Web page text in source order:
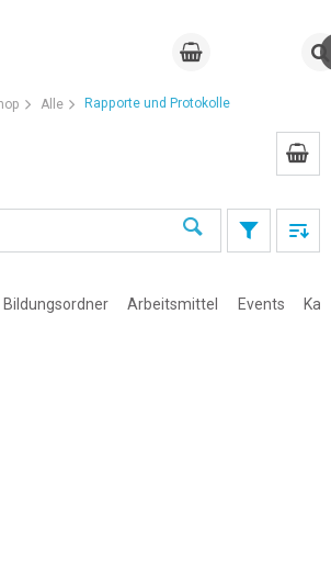
Alle Rapporte und Protokolle
Arbeitsmittel Events